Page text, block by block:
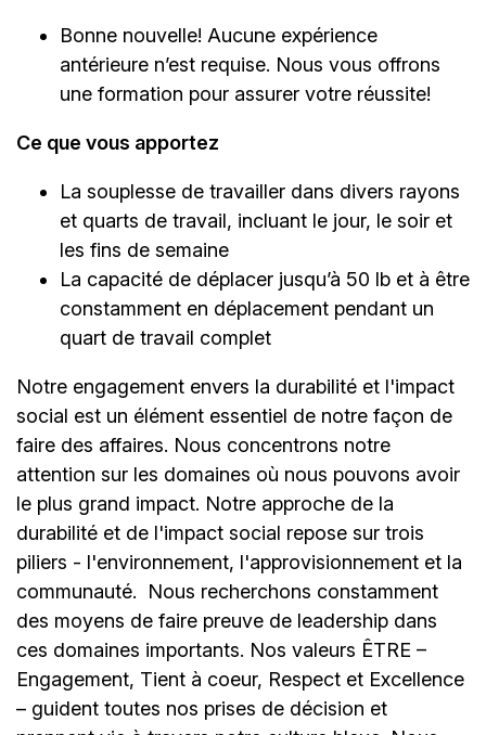
Bonne nouvelle! Aucune expérience
antérieure n’est requise. Nous vous offrons
une formation pour assurer votre réussite!
Ce que vous apportez
La souplesse de travailler dans divers rayons
et quarts de travail, incluant le jour, le soir et
les fins de semaine
La capacité de déplacer jusqu’à 50 lb et à être
constamment en déplacement pendant un
quart de travail complet
Notre engagement envers la durabilité et l'impact
social est un élément essentiel de notre façon de
faire des affaires. Nous concentrons notre
attention sur les domaines où nous pouvons avoir
le plus grand impact. Notre approche de la
durabilité et de l'impact social repose sur trois
piliers - l'environnement, l'approvisionnement et la
communauté.
Nous recherchons constamment
des moyens de faire preuve de leadership dans
ces domaines importants. Nos valeurs ÊTRE –
Engagement, Tient à coeur, Respect et Excellence
– guident toutes nos prises de décision et